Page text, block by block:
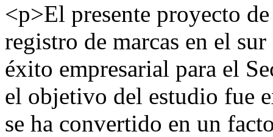
<p>El presente proyecto
registro de marcas en el
éxito empresarial para el
el objetivo del estudio fue
se ha convertido en un